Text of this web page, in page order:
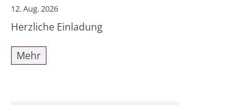
12. Aug. 2026
Herzliche Einladung
Mehr